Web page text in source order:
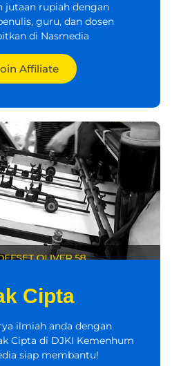
jutaan rupiah dengan
guru, dan dosen
di Nasmedia
Affiliate
Cipta
ilmiah anda dengan
Cipta di DJKI Kemenhum
siap membantu!